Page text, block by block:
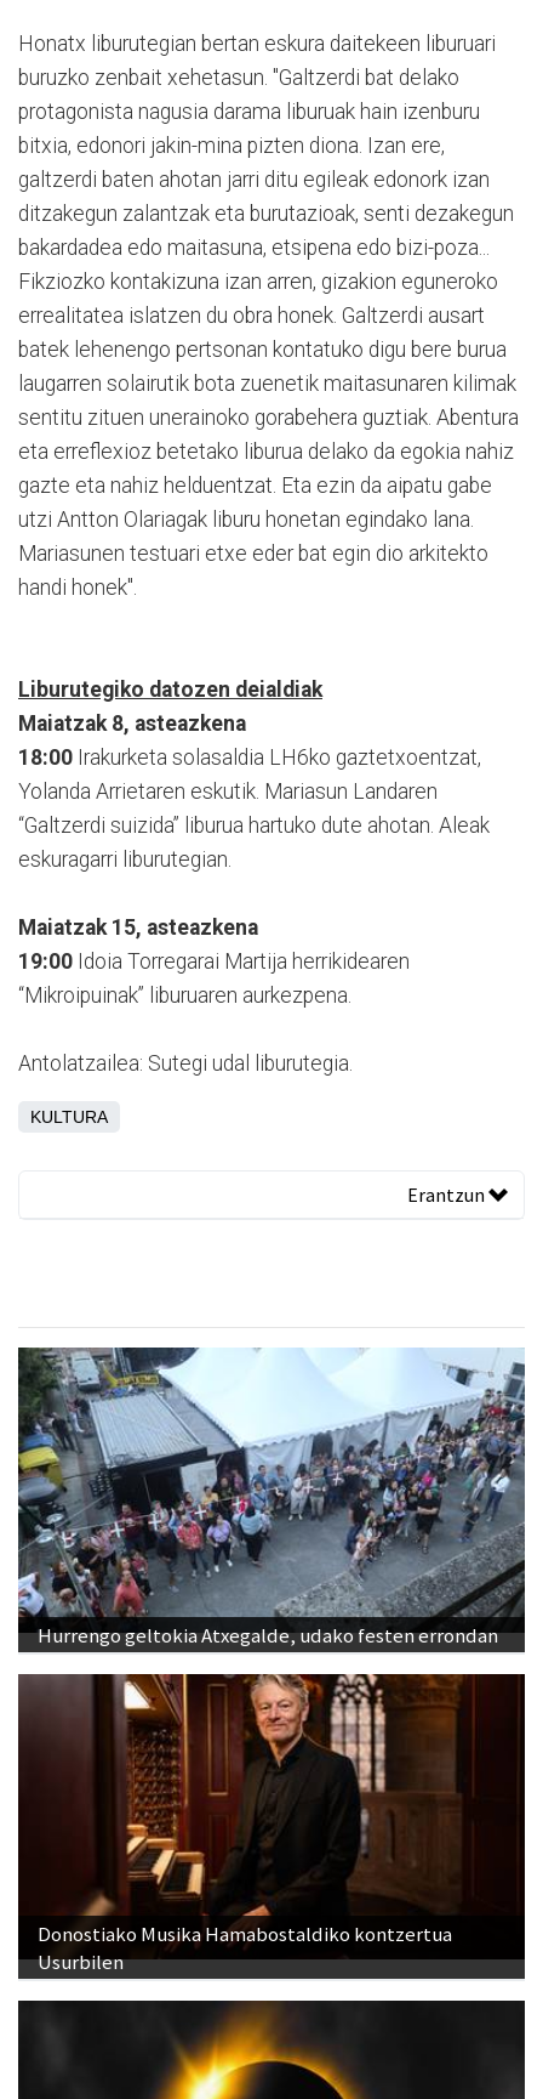
Honatx liburutegian bertan eskura daitekeen liburuari
buruzko zenbait xehetasun. "Galtzerdi bat delako
protagonista nagusia darama liburuak hain izenburu
bitxia, edonori jakin-mina pizten diona. Izan ere,
galtzerdi baten ahotan jarri ditu egileak edonork izan
ditzakegun zalantzak eta burutazioak, senti dezakegun
bakardadea edo maitasuna, etsipena edo bizi-poza...
Fikziozko kontakizuna izan arren, gizakion eguneroko
errealitatea islatzen du obra honek. Galtzerdi ausart
batek lehenengo pertsonan kontatuko digu bere burua
laugarren solairutik bota zuenetik maitasunaren kilimak
sentitu zituen unerainoko gorabehera guztiak. Abentura
eta erreflexioz betetako liburua delako da egokia nahiz
gazte eta nahiz helduentzat. Eta ezin da aipatu gabe
utzi Antton Olariagak liburu honetan egindako lana.
Mariasunen testuari etxe eder bat egin dio arkitekto
handi honek".
Liburutegiko datozen deialdiak
Maiatzak 8, asteazkena
18:00 Irakurketa solasaldia LH6ko gaztetxoentzat,
Yolanda Arrietaren eskutik. Mariasun Landaren
“Galtzerdi suizida” liburua hartuko dute ahotan. Aleak
eskuragarri liburutegian.
Maiatzak 15, asteazkena
19:00 Idoia Torregarai Martija herrikidearen
“Mikroipuinak” liburuaren aurkezpena.
Antolatzailea: Sutegi udal liburutegia.
KULTURA
Erantzun
Hurrengo geltokia Atxegalde, udako festen errondan
Donostiako Musika Hamabostaldiko kontzertua
Usurbilen